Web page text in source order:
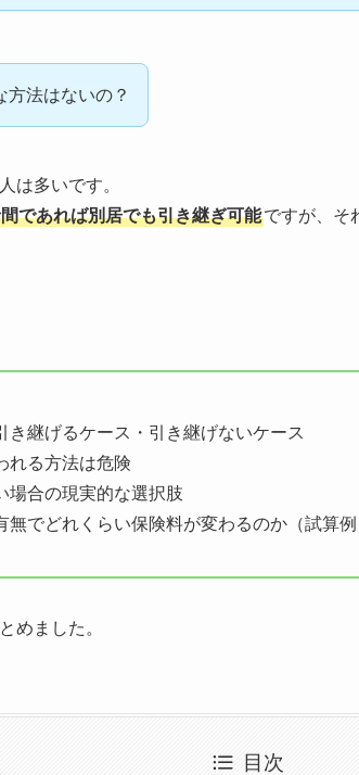
方法はないの？
は多いです。
であれば別居でも引き継ぎ可能ですが、そ
き継げるケース・引き継げないケース
れる方法は危険
場合の現実的な選択肢
無でどれくらい保険料が変わるのか（試算例
めました。
目次